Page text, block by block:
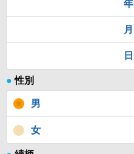
年
月
日
● 性別
男
女